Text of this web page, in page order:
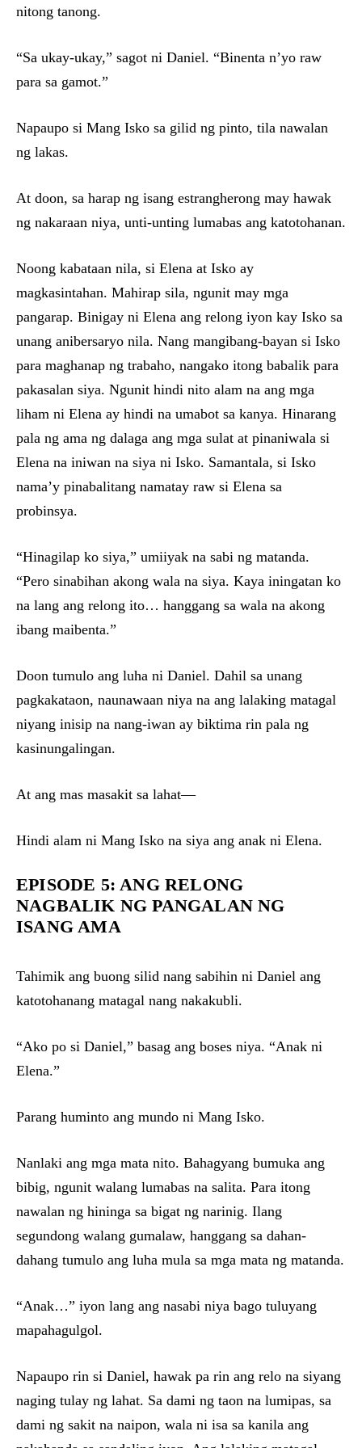
nitong tanong.
“Sa ukay-ukay,” sagot ni Daniel. “Binenta n’yo raw
para sa gamot.”
Napaupo si Mang Isko sa gilid ng pinto, tila nawalan
ng lakas.
At doon, sa harap ng isang estrangherong may hawak
ng nakaraan niya, unti-unting lumabas ang katotohanan.
Noong kabataan nila, si Elena at Isko ay
magkasintahan. Mahirap sila, ngunit may mga
pangarap. Binigay ni Elena ang relong iyon kay Isko sa
unang anibersaryo nila. Nang mangibang-bayan si Isko
para maghanap ng trabaho, nangako itong babalik para
pakasalan siya. Ngunit hindi nito alam na ang mga
liham ni Elena ay hindi na umabot sa kanya. Hinarang
pala ng ama ng dalaga ang mga sulat at pinaniwala si
Elena na iniwan na siya ni Isko. Samantala, si Isko
nama’y pinabalitang namatay raw si Elena sa
probinsya.
“Hinagilap ko siya,” umiiyak na sabi ng matanda.
“Pero sinabihan akong wala na siya. Kaya iningatan ko
na lang ang relong ito… hanggang sa wala na akong
ibang maibenta.”
Doon tumulo ang luha ni Daniel. Dahil sa unang
pagkakataon, naunawaan niya na ang lalaking matagal
niyang inisip na nang-iwan ay biktima rin pala ng
kasinungalingan.
At ang mas masakit sa lahat—
Hindi alam ni Mang Isko na siya ang anak ni Elena.
EPISODE 5: ANG RELONG
NAGBALIK NG PANGALAN NG
ISANG AMA
Tahimik ang buong silid nang sabihin ni Daniel ang
katotohanang matagal nang nakakubli.
“Ako po si Daniel,” basag ang boses niya. “Anak ni
Elena.”
Parang huminto ang mundo ni Mang Isko.
Nanlaki ang mga mata nito. Bahagyang bumuka ang
bibig, ngunit walang lumabas na salita. Para itong
nawalan ng hininga sa bigat ng narinig. Ilang
segundong walang gumalaw, hanggang sa dahan-
dahang tumulo ang luha mula sa mga mata ng matanda.
“Anak…” iyon lang ang nasabi niya bago tuluyang
mapahagulgol.
Napaupo rin si Daniel, hawak pa rin ang relo na siyang
naging tulay ng lahat. Sa dami ng taon na lumipas, sa
dami ng sakit na naipon, wala ni isa sa kanila ang